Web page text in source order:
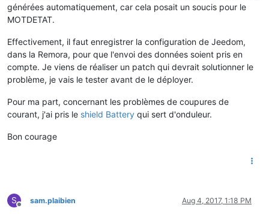
générées automatiquement, car cela posait un soucis pour le
MOTDETAT.
Effectivement, il faut enregistrer la configuration de Jeedom,
dans la Remora, pour que l'envoi des données soient pris en
compte. Je viens de réaliser un patch qui devrait solutionner le
problème, je vais le tester avant de le déployer.
Pour ma part, concernant les problèmes de coupures de
courant, j'ai pris le shield Battery qui sert d'onduleur.
Bon courage
S
Offline
sam.plaibien Aug 4, 2017, 1:18 PM